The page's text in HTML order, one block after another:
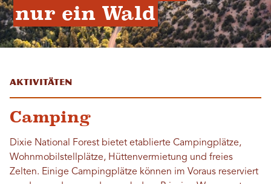
nur ein Wald
Aktivitäten
Camping
Dixie National Forest bietet etablierte Campingplätze,
Wohnmobilstellplätze, Hüttenvermietung und freies
Zelten. Einige Campingplätze können im Voraus reserviert